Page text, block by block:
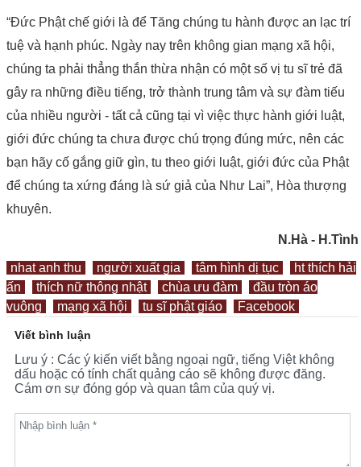
“Đức Phật chế giới là để Tăng chúng tu hành được an lạc trí
tuệ và hạnh phúc. Ngày nay trên không gian mạng xã hội,
chúng ta phải thẳng thắn thừa nhận có một số vị tu sĩ trẻ đã
gây ra những điều tiếng, trở thành trung tâm và sự đàm tiếu
của nhiều người - tất cả cũng tại vì việc thực hành giới luật,
giới đức chúng ta chưa được chú trọng đúng mức, nên các
bạn hãy cố gắng giữ gìn, tu theo giới luật, giới đức của Phật
để chúng ta xứng đáng là sứ giả của Như Lai”, Hòa thượng
khuyên.
N.Hà - H.Tình
nhat anh thu người xuất gia tâm hình dị tục
ht thích hải
ấn
thích nữ thông nhật chùa ưu đàm
đầu tròn áo
vuông
mạng xã hội tu sĩ phật giáo Facebook
Viết bình luận
Lưu ý : Các ý kiến viết bằng ngoại ngữ, tiếng Việt không
dấu hoặc có tính chất quảng cáo sẽ không được đăng.
Cám ơn sự đóng góp và quan tâm của quý vị.